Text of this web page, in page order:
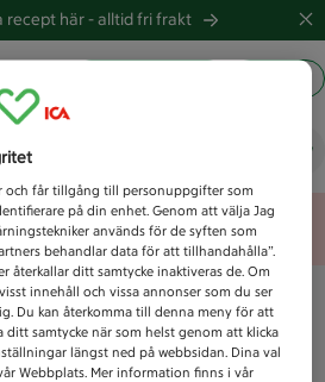
recept här -alltid fri frakt
idag?
error
och får tillgång till personuppgifter som
på din enhet. Genom att välja Jag
används för de syften som
behandlar data för att tillhandahålla”.
återkallar ditt samtycke inaktiveras de. Om
innehåll och vissa annonser som du ser
Du kan återkomma till denna meny för att
ditt samtycke när som helst genom att klicka
längst ned på webbsidan. Dina val
Webbplats. Mer information finns i vår